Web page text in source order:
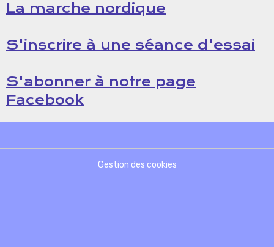
La marche nordique
S'inscrire à une séance d'essai
S'abonner à notre page
Facebook
Gestion des cookies